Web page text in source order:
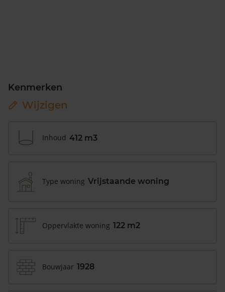
Kenmerken
Wijzigen
Inhoud 412 m3
Type woning Vrijstaande woning
Oppervlakte woning 122 m2
Bouwjaar 1928